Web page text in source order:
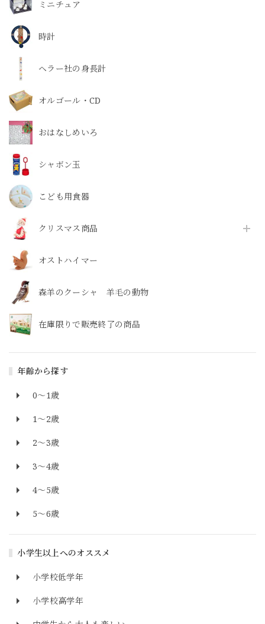
ミニチュア
時計
ヘラー社の身長計
オルゴール・CD
おはなしめいろ
シャボン玉
こども用食器
クリスマス商品
オストハイマー
森羊のクーシャ 羊毛の動物
在庫限りで販売終了の商品
年齢から探す
0～1歳
1～2歳
2～3歳
3～4歳
4～5歳
5～6歳
小学生以上へのオススメ
小学校低学年
小学校高学年